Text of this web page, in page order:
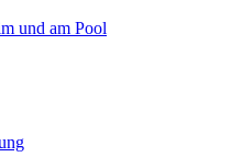
und am Pool